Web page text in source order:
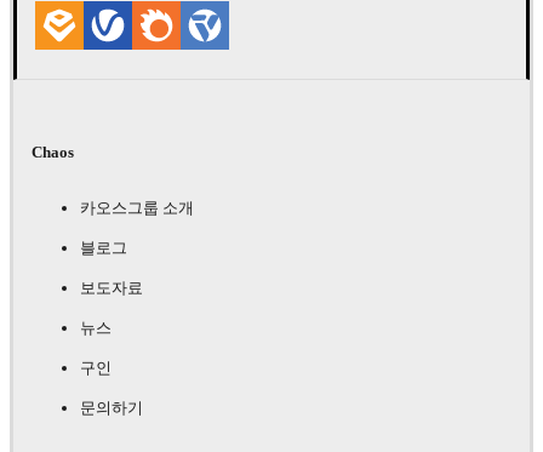
Chaos
카오스그룹 소개
블로그
보도자료
뉴스
구인
문의하기